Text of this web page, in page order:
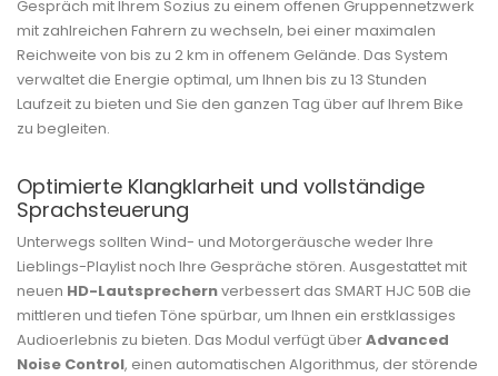
Gespräch mit Ihrem Sozius zu einem offenen Gruppennetzwerk
mit zahlreichen Fahrern zu wechseln, bei einer maximalen
Reichweite von bis zu 2 km in offenem Gelände. Das System
verwaltet die Energie optimal, um Ihnen bis zu 13 Stunden
Laufzeit zu bieten und Sie den ganzen Tag über auf Ihrem Bike
zu begleiten.
Optimierte Klangklarheit und vollständige
Sprachsteuerung
Unterwegs sollten Wind- und Motorgeräusche weder Ihre
Lieblings-Playlist noch Ihre Gespräche stören. Ausgestattet mit
neuen HD-Lautsprechernverbessert das SMART HJC 50B die
mittleren und tiefen Töne spürbar, um Ihnen ein erstklassiges
Audioerlebnis zu bieten. Das Modul verfügt überAdvanced
Noise Control, einen automatischen Algorithmus, der störende